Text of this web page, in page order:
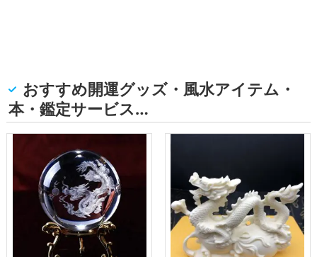
おすすめ開運グッズ・風水アイテム・
本・鑑定サービス…